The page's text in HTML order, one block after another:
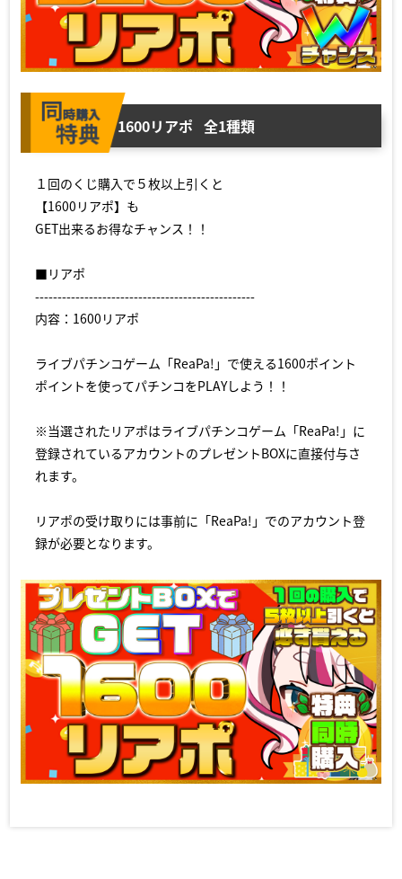
1600リアポ 全1種類
１回のくじ購入で５枚以上引くと
【1600リアポ】も
GET出来るお得なチャンス！！
■リアポ
-------------------------------------------------
内容：1600リアポ
ライブパチンコゲーム「ReaPa!」で使える1600ポイント
ポイントを使ってパチンコをPLAYしよう！！
※当選されたリアポはライブパチンコゲーム「ReaPa!」に
登録されているアカウントのプレゼントBOXに直接付与さ
れます。
リアポの受け取りには事前に「ReaPa!」でのアカウント登
録が必要となります。